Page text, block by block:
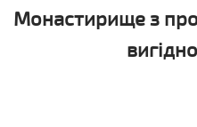
Монастирище з